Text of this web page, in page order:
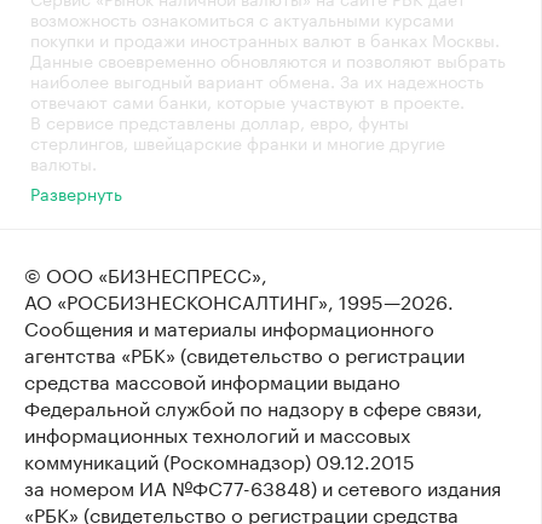
возможность ознакомиться с актуальными курсами
покупки и продажи иностранных валют в банках Москвы.
Данные своевременно обновляются и позволяют выбрать
наиболее выгодный вариант обмена. За их надежность
отвечают сами банки, которые участвуют в проекте.
В сервисе представлены доллар, евро, фунты
стерлингов, швейцарские франки и многие другие
валюты.
Развернуть
© ООО «БИЗНЕСПРЕСС»,
АО «РОСБИЗНЕСКОНСАЛТИНГ», 1995—2026.
Сообщения и материалы информационного
агентства «РБК» (свидетельство о регистрации
средства массовой информации выдано
Федеральной службой по надзору в сфере связи,
информационных технологий и массовых
коммуникаций (Роскомнадзор) 09.12.2015
за номером ИА №ФС77-63848) и сетевого издания
«РБК» (свидетельство о регистрации средства